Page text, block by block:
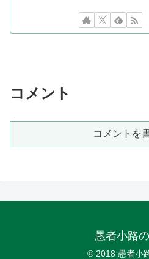
コメント
コメントを
愚者小路
© 2018 愚者小